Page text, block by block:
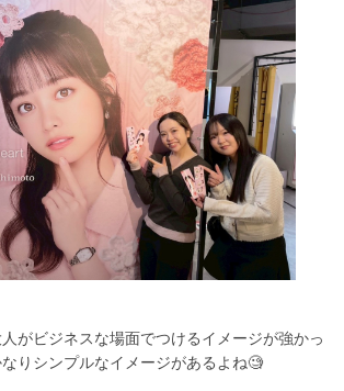
がビジネスな場面でつけるイメージが強かっ
りシンプルなイメージがあるよね🧐